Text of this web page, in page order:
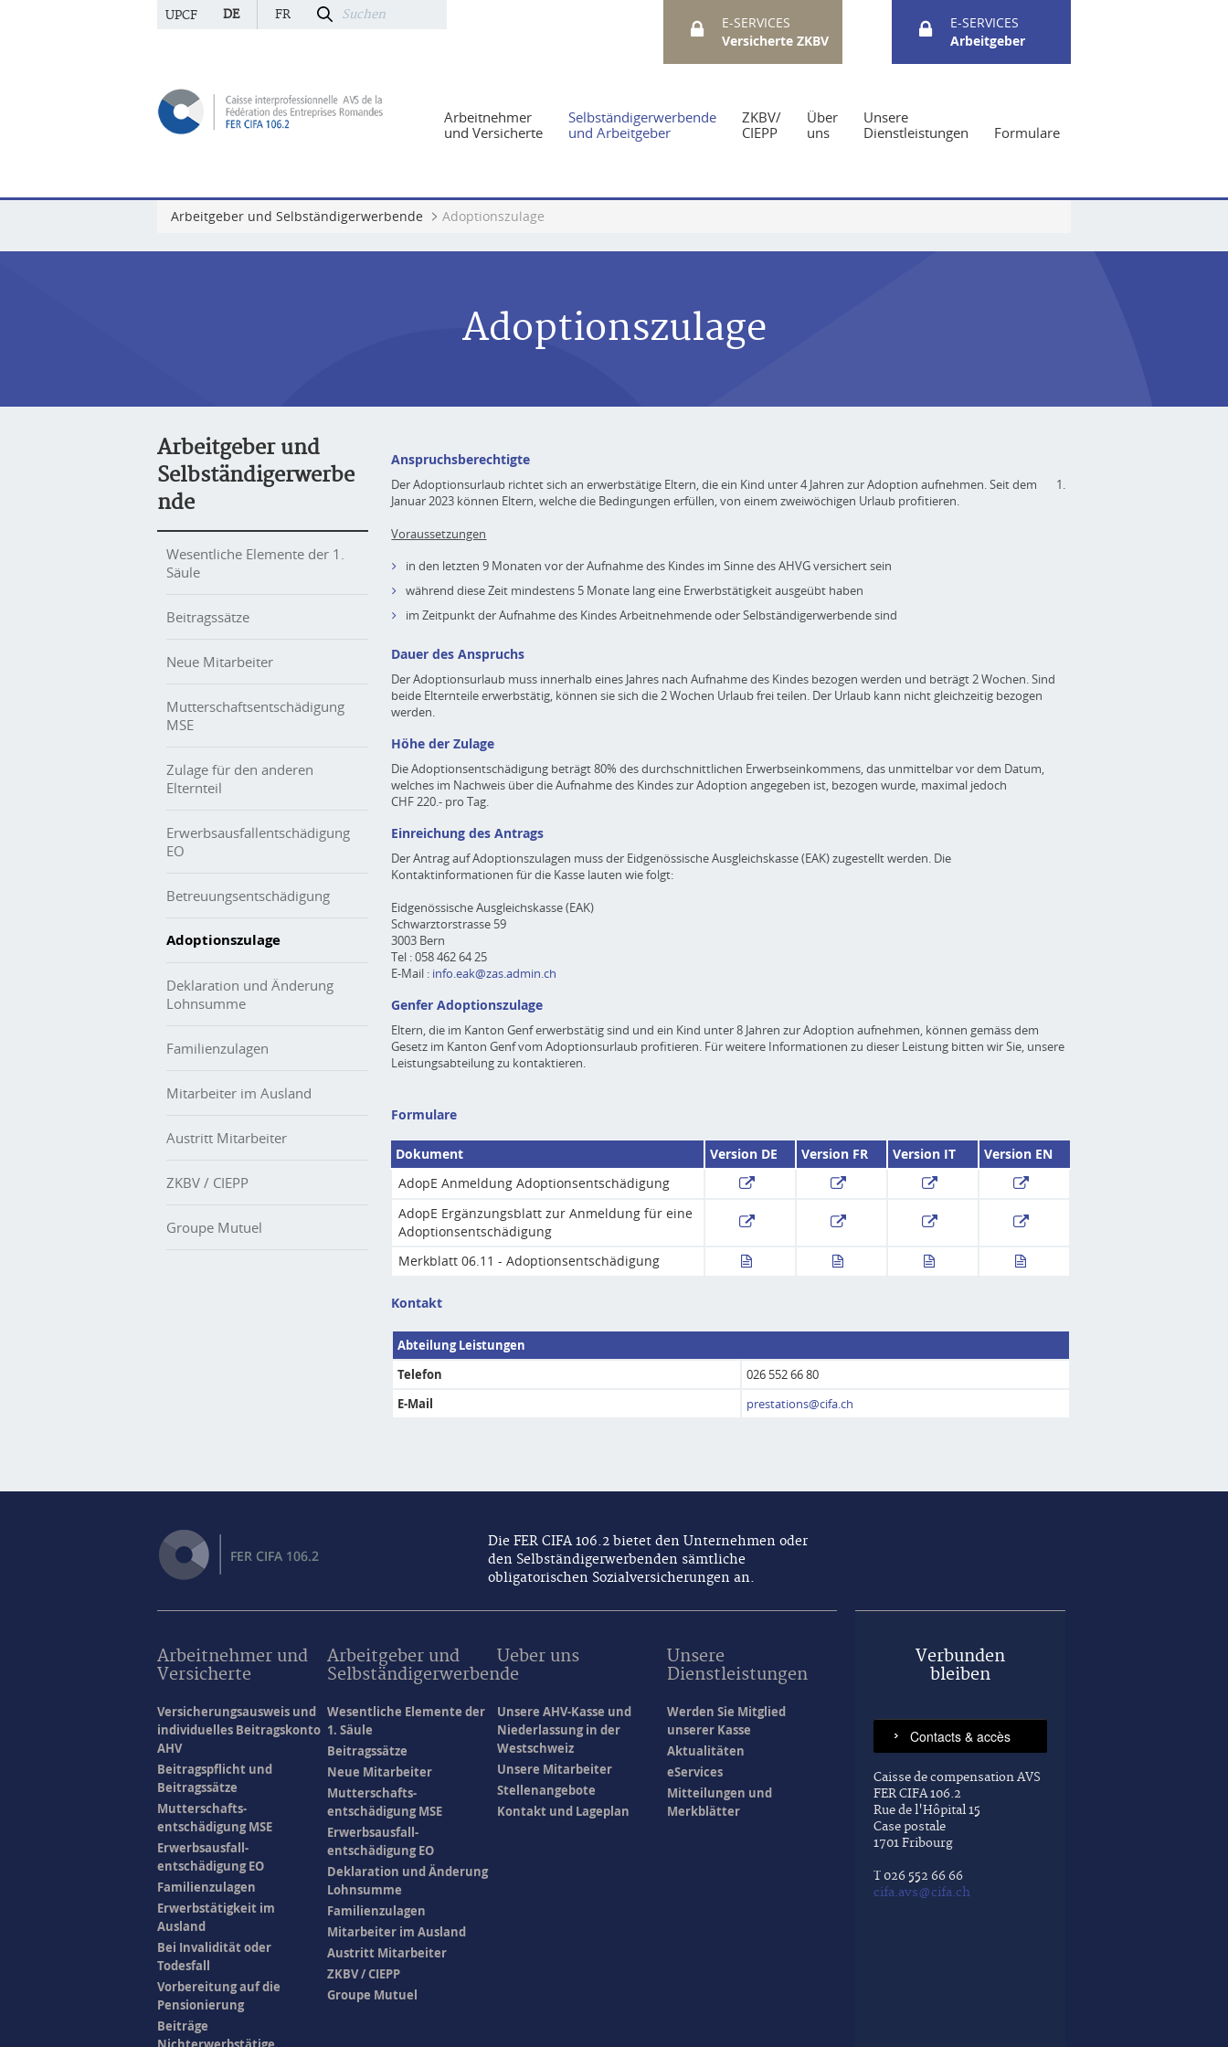
UPCF DE FR
E-SERVICES
Versicherte ZKBV
E-SERVICES
Arbeitgeber
Arbeitnehmer
und Versicherte
Selbständigerwerbende
und Arbeitgeber
ZKBV/
CIEPP
Über
uns
Unsere
Dienstleistungen
Formulare
Arbeitgeber und Selbständigerwerbende Adoptionszulage
Adoptionszulage
Arbeitgeber und
Selbständigerwerbe
nde
Wesentliche Elemente der 1.
Säule
Beitragssätze
Neue Mitarbeiter
Mutterschaftsentschädigung
MSE
Zulage für den anderen
Elternteil
Erwerbsausfallentschädigung
EO
Betreuungsentschädigung
Adoptionszulage
Deklaration und Änderung
Lohnsumme
Familienzulagen
Mitarbeiter im Ausland
Austritt Mitarbeiter
ZKBV / CIEPP
Groupe Mutuel
Anspruchsberechtigte
Der Adoptionsurlaub richtet sich an erwerbstätige Eltern, die ein Kind unter 4 Jahren zur Adoption aufnehmen. Seit dem 1.
Januar 2023 können Eltern, welche die Bedingungen erfüllen, von einem zweiwöchigen Urlaub profitieren.
Voraussetzungen
in den letzten 9 Monaten vor der Aufnahme des Kindes im Sinne des AHVG versichert sein
während diese Zeit mindestens 5 Monate lang eine Erwerbstätigkeit ausgeübt haben
im Zeitpunkt der Aufnahme des Kindes Arbeitnehmende oder Selbständigerwerbende sind
Dauer des Anspruchs
Der Adoptionsurlaub muss innerhalb eines Jahres nach Aufnahme des Kindes bezogen werden und beträgt 2 Wochen. Sind
beide Elternteile erwerbstätig, können sie sich die 2 Wochen Urlaub frei teilen. Der Urlaub kann nicht gleichzeitig bezogen
werden.
Höhe der Zulage
Die Adoptionsentschädigung beträgt 80% des durchschnittlichen Erwerbseinkommens, das unmittelbar vor dem Datum,
welches im Nachweis über die Aufnahme des Kindes zur Adoption angegeben ist, bezogen wurde, maximal jedoch
CHF 220.- pro Tag.
Einreichung des Antrags
Der Antrag auf Adoptionszulagen muss der Eidgenössische Ausgleichskasse (EAK) zugestellt werden. Die
Kontaktinformationen für die Kasse lauten wie folgt:
Eidgenössische Ausgleichskasse (EAK)
Schwarztorstrasse 59
3003 Bern
Tel : 058 462 64 25
E-Mail : info.eak@zas.admin.ch
Genfer Adoptionszulage
Eltern, die im Kanton Genf erwerbstätig sind und ein Kind unter 8 Jahren zur Adoption aufnehmen, können gemäss dem
Gesetz im Kanton Genf vom Adoptionsurlaub profitieren. Für weitere Informationen zu dieser Leistung bitten wir Sie, unsere
Leistungsabteilung zu kontaktieren.
Formulare
Dokument Version DE Version FR Version IT
Version EN
AdopE Anmeldung Adoptionsentschädigung
AdopE Ergänzungsblatt zur Anmeldung für eine
Adoptionsentschädigung
Merkblatt 06.11 - Adoptionsentschädigung
Kontakt
Abteilung Leistungen
Telefon
026 552 66 80
E-Mail
prestations@cifa.ch
Die FER CIFA 106.2 bietet den Unternehmen oder
den Selbständigerwerbenden sämtliche
obligatorischen Sozialversicherungen an.
Arbeitnehmer und
Versicherte
Versicherungsausweis und
individuelles Beitragskonto
AHV
Beitragspflicht und
Beitragssätze
Mutterschafts-
entschädigung MSE
Erwerbsausfall-
entschädigung EO
Familienzulagen
Erwerbstätigkeit im
Ausland
Bei Invalidität oder
Todesfall
Vorbereitung auf die
Pensionierung
Beiträge
Arbeitgeber und
Selbständigerwerbende
Wesentliche Elemente der
1. Säule
Beitragssätze
Neue Mitarbeiter
Mutterschafts-
entschädigung MSE
Erwerbsausfall-
entschädigung EO
Deklaration und Änderung
Lohnsumme
Familienzulagen
Mitarbeiter im Ausland
Austritt Mitarbeiter
ZKBV / CIEPP
Groupe Mutuel
Ueber uns
Unsere AHV-Kasse und
Niederlassung in der
Westschweiz
Unsere Mitarbeiter
Stellenangebote
Kontakt und Lageplan
Unsere
Dienstleistungen
Werden Sie Mitglied
unserer Kasse
Aktualitäten
eServices
Mitteilungen und
Merkblätter
Verbunden
bleiben
Caisse de compensation AVS
FER CIFA 106.2
Rue de l'Hôpital 15
Case postale
1701 Fribourg
T 026 552 66 66
cifa.avs@cifa.ch